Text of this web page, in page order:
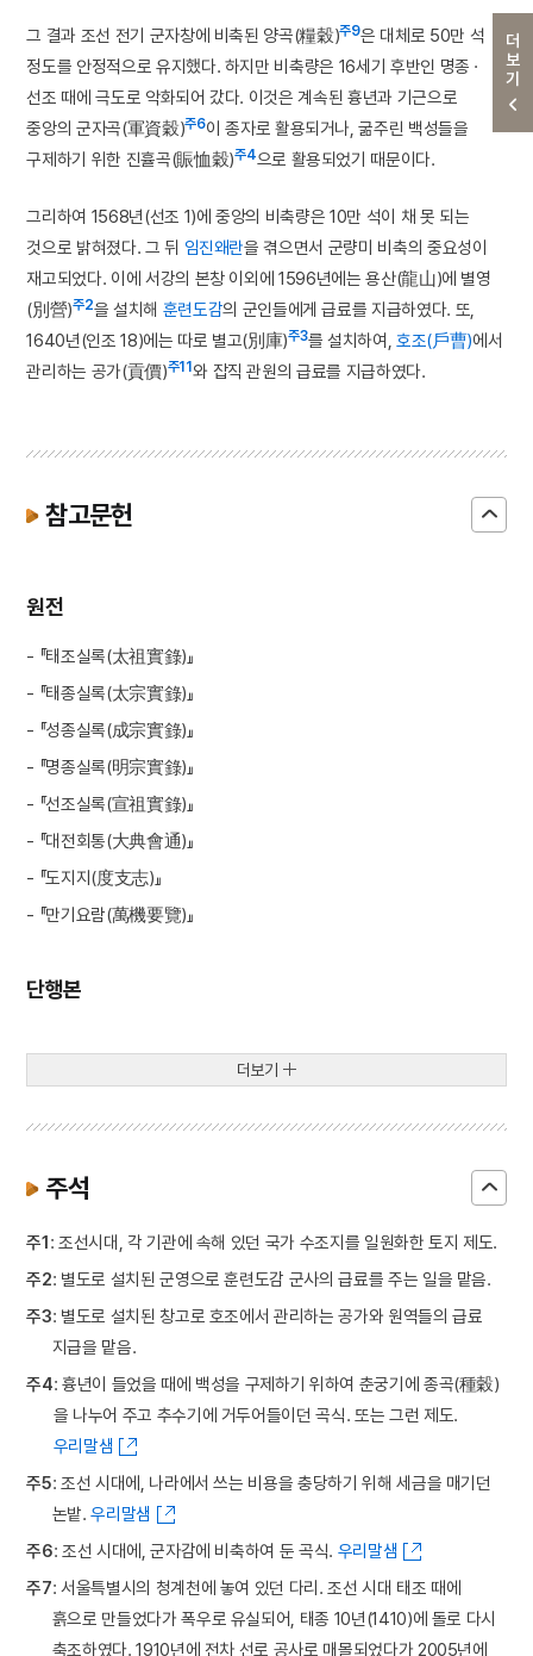
더보기
그 결과 조선 전기 군자창에 비축된 양곡(糧穀)주9은 대체로 50만 석
정도를 안정적으로 유지했다. 하지만 비축량은 16세기 후반인 명종 ·
선조 때에 극도로 악화되어 갔다. 이것은 계속된 흉년과 기근으로
중앙의 군자곡(軍資穀)주6이 종자로 활용되거나, 굶주린 백성들을
구제하기 위한 진휼곡(賑恤穀)주4으로 활용되었기 때문이다.
그리하여 1568년(선조 1)에 중앙의 비축량은 10만 석이 채 못 되는
것으로 밝혀졌다. 그 뒤 임진왜란을 겪으면서 군량미 비축의 중요성이
재고되었다. 이에 서강의 본창 이외에 1596년에는 용산(龍山)에 별영
(別營)주2을 설치해 훈련도감의 군인들에게 급료를 지급하였다. 또,
1640년(인조 18)에는 따로 별고(別庫)주3를 설치하여, 호조(戶曹)에서
관리하는 공가(貢價)주11 와 잡직 관원의 급료를 지급하였다.
참고문헌
원전
- 『태조실록(太祖實錄)』
- 『태종실록(太宗實錄)』
- 『성종실록(成宗實錄)』
- 『명종실록(明宗實錄)』
- 『선조실록(宣祖實錄)』
- 『대전회통(大典會通)』
- 『도지지(度支志)』
- 『만기요람(萬機要覽)』
단행본
더보기
주석
주1: 조선시대, 각 기관에 속해 있던 국가 수조지를 일원화한 토지 제도.
주2: 별도로 설치된 군영으로 훈련도감 군사의 급료를 주는 일을 맡음.
주3: 별도로 설치된 창고로 호조에서 관리하는 공가와 원역들의 급료
지급을 맡음.
주4: 흉년이 들었을 때에 백성을 구제하기 위하여 춘궁기에 종곡(種穀)
을 나누어 주고 추수기에 거두어들이던 곡식. 또는 그런 제도.
우리말샘
주5: 조선 시대에, 나라에서 쓰는 비용을 충당하기 위해 세금을 매기던
논밭.우리말샘
주6: 조선 시대에, 군자감에 비축하여 둔 곡식. 우리말샘
주7: 서울특별시의 청계천에 놓여 있던 다리. 조선 시대 태조 때에
흙으로 만들었다가 폭우로 유실되어, 태종 10년(1410)에 돌로 다시
축조하였다. 1910년에 전차 선로 공사로 매몰되었다가 2005년에